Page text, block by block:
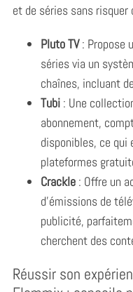
et de séries sans
Pluto TV: Propose
séries via un
chaînes, incluant
Tubi: Une
abonnement,
disponibles, ce qui
plateformes
Crackle: Offre un
d’émissions de
publicité,
cherchent des
Réussir son
S
e
a
r
f